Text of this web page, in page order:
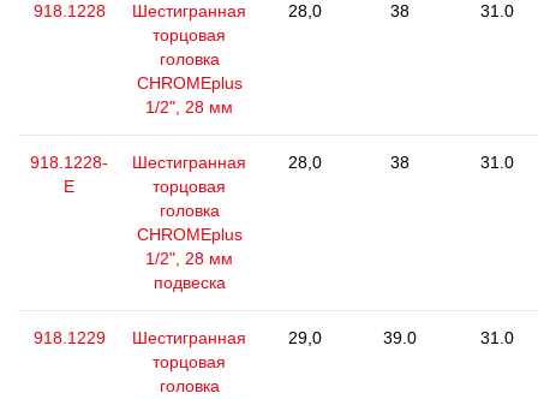
918.1228
Шестигранная
торцовая
головка
CHROMEplus
1/2", 28 мм
28,0 38 31.0
918.1228-
E
Шестигранная
торцовая
головка
CHROMEplus
1/2", 28 мм
подвеска
28,0 38 31.0
918.1229
Шестигранная
торцовая
головка
29,0 39.0 31.0